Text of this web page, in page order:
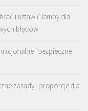
i ustawić lampy dla
błędów
i bezpieczne
zasady i proporcje dla